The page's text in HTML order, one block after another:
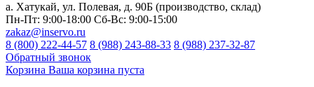
а. Хатукай, ул. Полевая, д. 90Б (производство, склад)
Пн-Пт: 9:00-18:00 Сб-Вс: 9:00-15:00
zakaz@inservo.ru
8 (800) 222-44-57 8 (988) 243-88-33 8 (988) 237-32-87
Обратный звонок
Корзина Ваша корзина пуста